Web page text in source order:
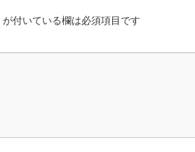
が付いている欄は必須項目です